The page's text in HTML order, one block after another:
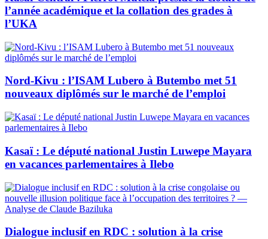
l’année académique et la collation des grades à
l’UKA
Nord-Kivu : l’ISAM Lubero à Butembo met 51
nouveaux diplômés sur le marché de l’emploi
Kasaï : Le député national Justin Luwepe Mayara
en vacances parlementaires à Ilebo
Dialogue inclusif en RDC : solution à la crise